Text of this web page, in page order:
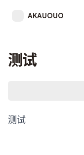
AKAUOUO
测试
测试